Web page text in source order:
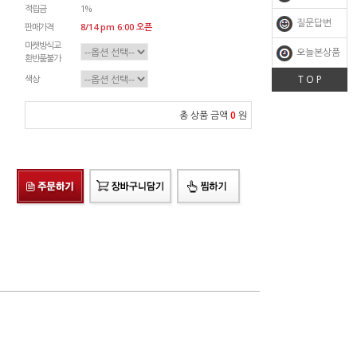
질문답변
오늘본상품
T O P
적립금
1%
판매가격
8/14 pm 6:00 오픈
마켓방식교
환반품불가
색상
총 상품 금액 0 원